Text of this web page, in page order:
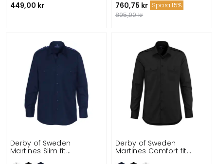
449,00 kr 760,75 kr Spara 15%
895,00 kr
Derby of Sweden
Martines Slim fit
Derby of Sweden
Martines Comfort fit